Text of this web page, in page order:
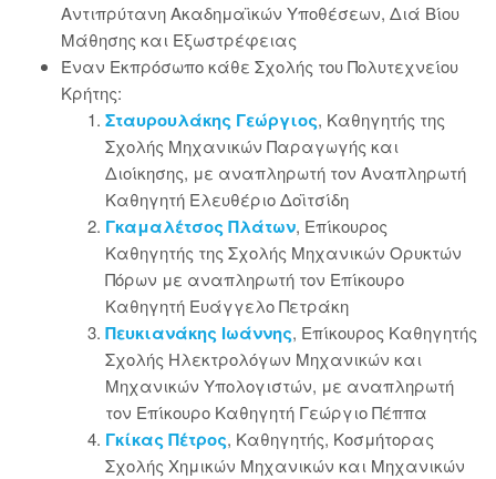
Αντιπρύτανη Ακαδημαϊκών Υποθέσεων, Διά Βίου
Μάθησης και Εξωστρέφειας
Έναν Εκπρόσωπο κάθε Σχολής του Πολυτεχνείου
Κρήτης:
Σταυρουλάκης Γεώργιος, Καθηγητής της
Σχολής Μηχανικών Παραγωγής και
Διοίκησης, με αναπληρωτή τον Αναπληρωτή
Καθηγητή Ελευθέριο Δοϊτσίδη
Γκαμαλέτσος Πλάτων, Επίκουρος
Καθηγητής της Σχολής Μηχανικών Ορυκτών
Πόρων με αναπληρωτή τον Επίκουρο
Καθηγητή Ευάγγελο Πετράκη
Πευκιανάκης Ιωάννης, Επίκουρος Καθηγητής
Σχολής Ηλεκτρολόγων Μηχανικών και
Μηχανικών Υπολογιστών, με αναπληρωτή
τον Επίκουρο Καθηγητή Γεώργιο Πέππα
Γκίκας Πέτρος, Καθηγητής, Κοσμήτορας
Σχολής Χημικών Μηχανικών και Μηχανικών